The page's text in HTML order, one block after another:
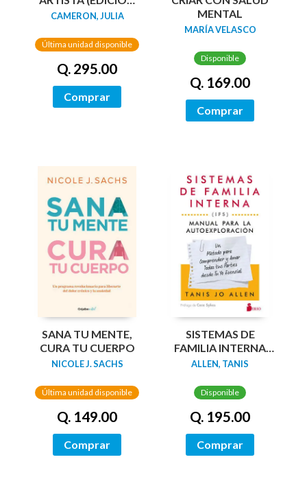
ESPECIAL EN TAPA
CAMERON, JULIA
Última unidad disponible
Q. 295.00
Comprar
MENTAL
MARÍA VELASCO
Disponible
Q. 169.00
Comprar
SANA TU MENTE,
CURA TU CUERPO
NICOLE J. SACHS
Última unidad disponible
Q. 149.00
Comprar
SISTEMAS DE
FAMILIA INTERNA
(IFS): MANUAL PARA
AUTOEXPLORACIÓN
ALLEN, TANIS
Disponible
Q. 195.00
Comprar